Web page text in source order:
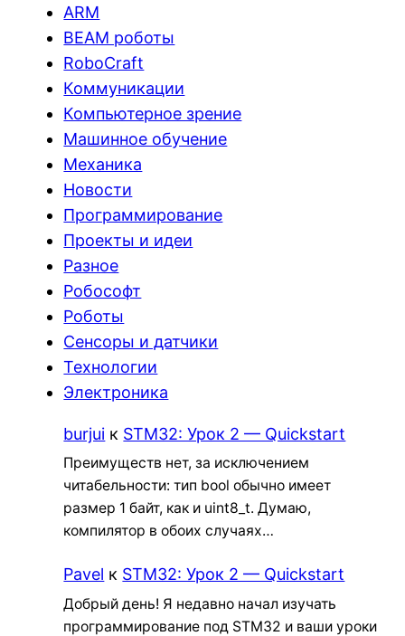
ARM
BEAM роботы
RoboCraft
Коммуникации
Компьютерное зрение
Машинное обучение
Механика
Новости
Программирование
Проекты и идеи
Разное
Робософт
Роботы
Сенсоры и датчики
Технологии
Электроника
burjui к STM32: Урок 2 — Quickstart
Преимуществ нет, за исключением
читабельности: тип bool обычно имеет
размер 1 байт, как и uint8_t. Думаю,
компилятор в обоих случаях…
Pavel к STM32: Урок 2 — Quickstart
Добрый день! Я недавно начал изучать
программирование под STM32 и ваши уроки